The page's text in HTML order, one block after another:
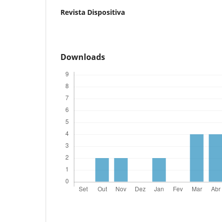
Revista Dispositiva
Downloads